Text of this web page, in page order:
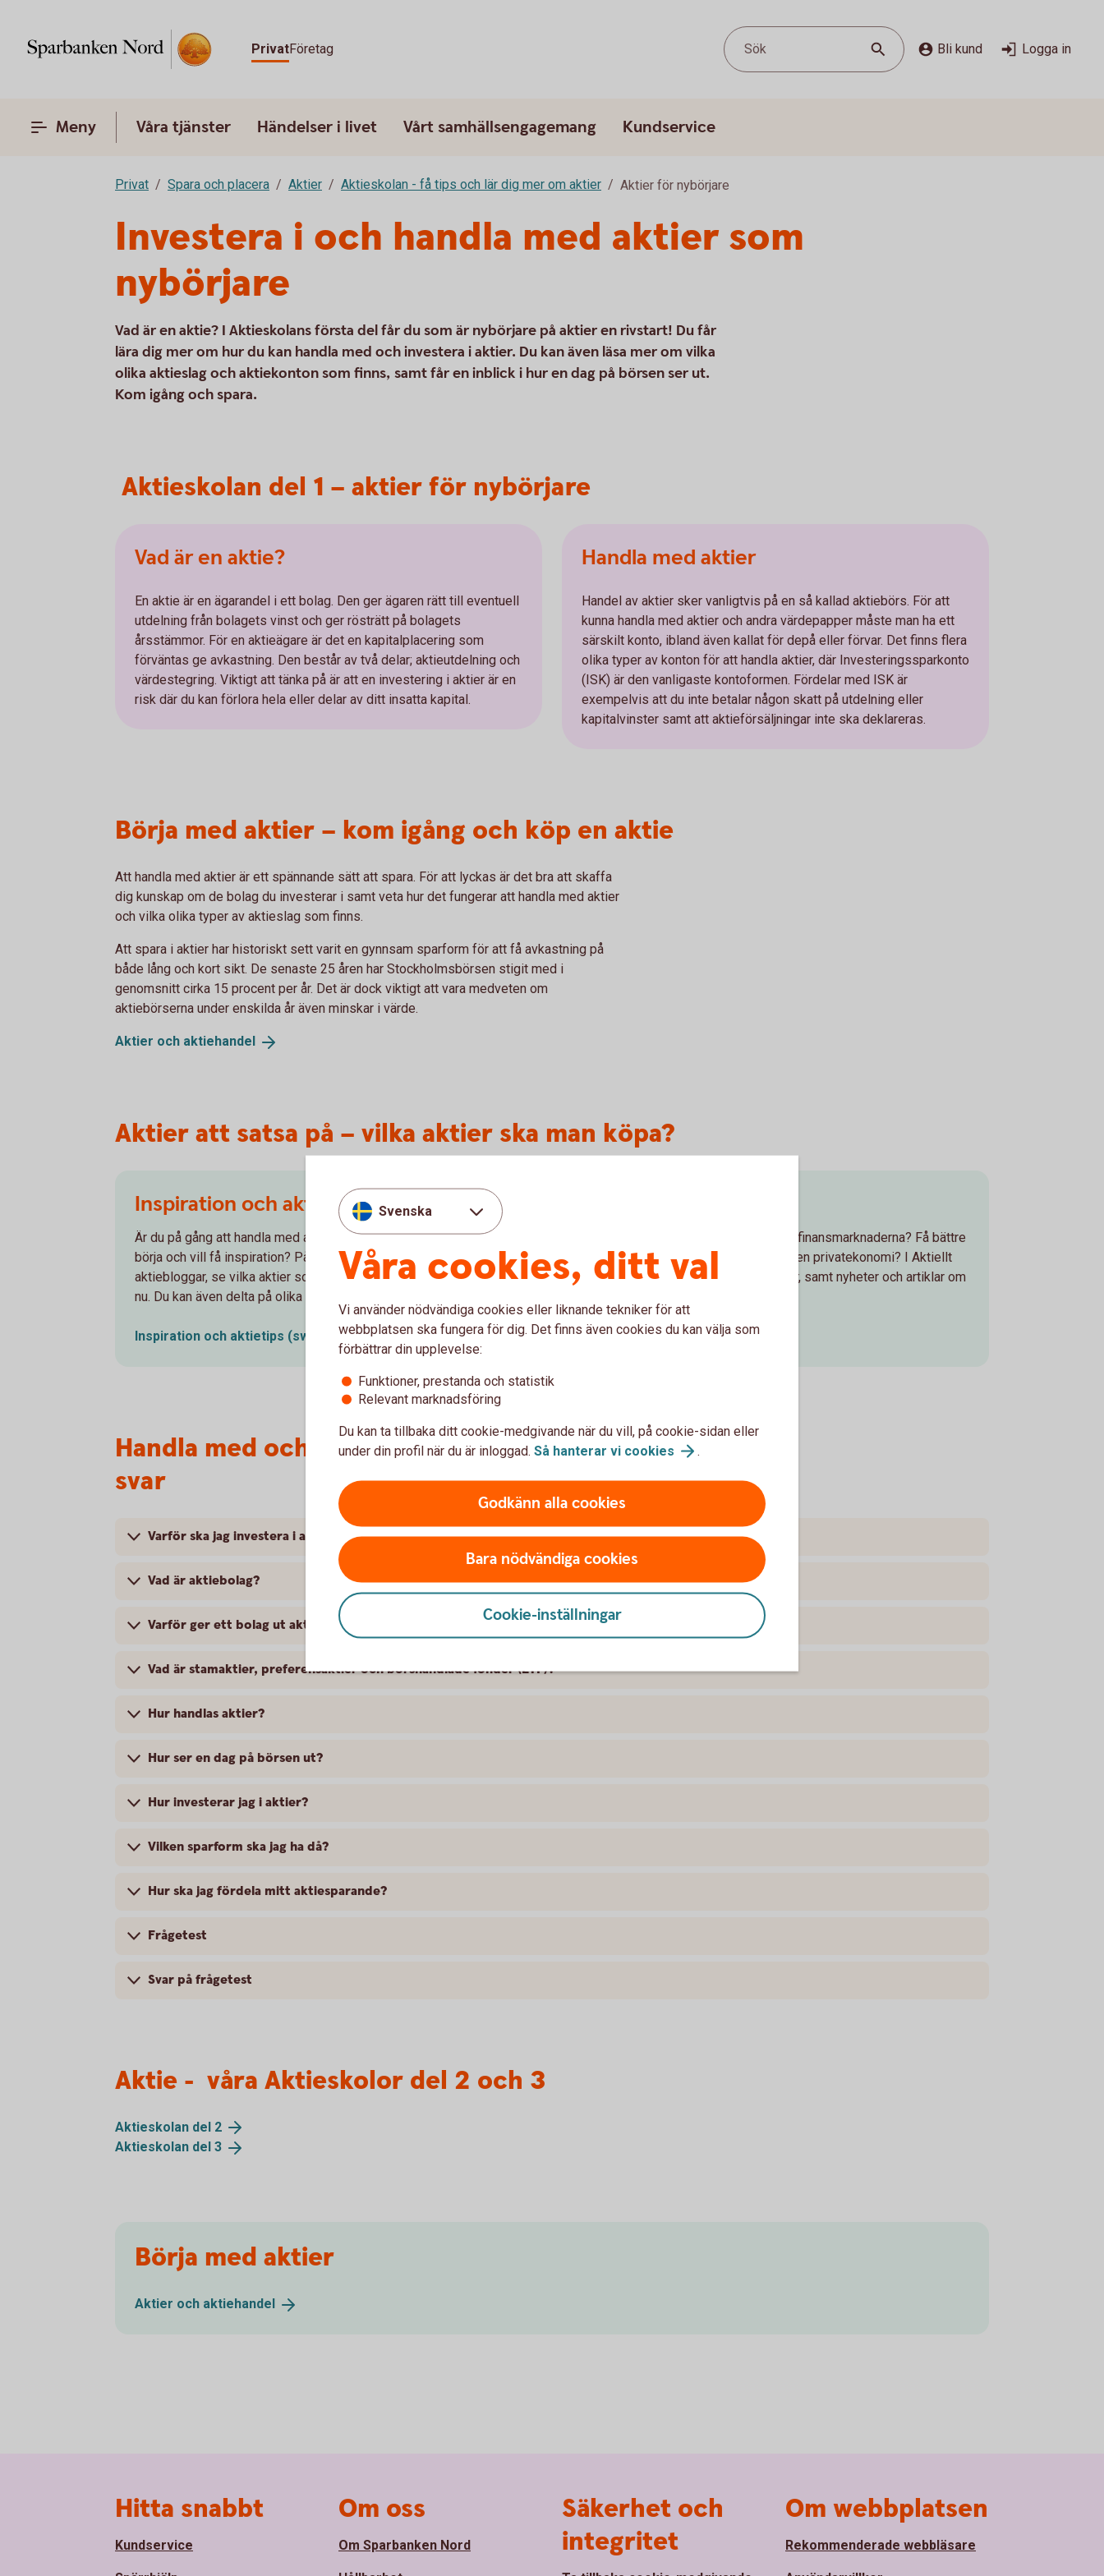
PrivatFöretag Sök Bli kund Logga in
Meny Våra tjänster Händelser i livet Vårt samhällsengagemang Kundservice
Privat Spara och placera Aktier Aktieskolan - få tips och lär dig mer om aktier Aktier för nybörjare
Investera i och handla med aktier som
nybörjare
Vad är en aktie? I Aktieskolans första del får du som är nybörjare på aktier en rivstart! Du får
lära dig mer om hur du kan handla med och investera i aktier. Du kan även läsa mer om vilka
olika aktieslag och aktiekonton som finns, samt får en inblick i hur en dag på börsen ser ut.
Kom igång och spara.
Aktieskolan del 1 – aktier för nybörjare
Vad är en aktie?
En aktie är en ägarandel i ett bolag. Den ger ägaren rätt till eventuell
utdelning från bolagets vinst och ger rösträtt på bolagets
årsstämmor. För en aktieägare är det en kapitalplacering som
förväntas ge avkastning. Den består av två delar; aktieutdelning och
värdestegring. Viktigt att tänka på är att en investering i aktier är en
risk där du kan förlora hela eller delar av ditt insatta kapital.
Handla med aktier
Handel av aktier sker vanligtvis på en så kallad aktiebörs. För att
kunna handla med aktier och andra värdepapper måste man ha ett
särskilt konto, ibland även kallat för depå eller förvar. Det finns flera
olika typer av konton för att handla aktier, där Investeringssparkonto
(ISK) är den vanligaste kontoformen. Fördelar med ISK är
exempelvis att du inte betalar någon skatt på utdelning eller
kapitalvinster samt att aktieförsäljningar inte ska deklareras.
Börja med aktier – kom igång och köp en aktie
Att handla med aktier är ett spännande sätt att spara. För att lyckas är det bra att skaffa
dig kunskap om de bolag du investerar i samt veta hur det fungerar att handla med aktier
och vilka olika typer av aktieslag som finns.
Att spara i aktier har historiskt sett varit en gynnsam sparform för att få avkastning på
både lång och kort sikt. De senaste 25 åren har Stockholmsbörsen stigit med i
genomsnitt cirka 15 procent per år. Det är dock viktigt att vara medveten om
aktiebörserna under enskilda år även minskar i värde.
Aktier och aktiehandel
Aktier att satsa på – vilka aktier ska man köpa?
Inspiration och aktietips
Är du på gång att handla med aktier? Men vet inte riktigt var du ska
börja och vill få inspiration? På Aktiellt kan du följa olika
aktiebloggar, se vilka aktier som gått bäst och är mest populära just
nu. Du kan även delta på olika webbinarier.
Inspiration och aktietips (swedbank-aktiellt.se)
Vill du hänga med vad som händer på finansmarknaderna? Få bättre
koll på inflationen, räntorna och din egen privatekonomi? I Aktiellt
får du börs- och förvaltarkommentarer, samt nyheter och artiklar om
Aktiellt(swedbank-aktiellt.se)
Handla med och investera i aktier - frågor och
svar
Varför ska jag investera i aktier?
Vad är aktiebolag?
Varför ger ett bolag ut aktier?
Vad är stamaktier, preferensaktier och börshandlade fonder (ETF)?
Hur handlas aktier?
Hur ser en dag på börsen ut?
Hur investerar jag i aktier?
Vilken sparform ska jag ha då?
Hur ska jag fördela mitt aktiesparande?
Frågetest
Svar på frågetest
Aktie - våra Aktieskolor del 2 och 3
Aktieskolan del 2
Aktieskolan del 3
Börja med aktier
Aktier och aktiehandel
Svenska
Våra cookies, ditt val
Vi använder nödvändiga cookies eller liknande tekniker för att
webbplatsen ska fungera för dig. Det finns även cookies du kan välja som
förbättrar din upplevelse:
Funktioner, prestanda och statistik
Relevant marknadsföring
Du kan ta tillbaka ditt cookie-medgivande när du vill, på cookie-sidan eller
under din profil när du är inloggad. Så hanterar vi cookies .
Godkänn alla cookies
Bara nödvändiga cookies
Cookie-inställningar
Hitta snabbt
Kundservice
Om oss
Om Sparbanken Nord
Säkerhet och
integritet
Om webbplatsen
Rekommenderade webbläsare